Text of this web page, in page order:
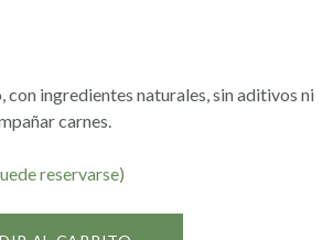
con ingredientes naturales, sin aditivos ni
carnes.
reservarse)